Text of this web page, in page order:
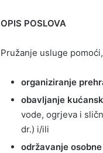
OPIS POSLOVA
Pružanje usluge
organiziranje
obavljanje
vode, ogrjeva i
dr.) i/ili
održavanje